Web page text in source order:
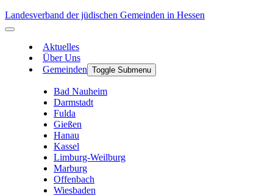
Landesverband der jüdischen Gemeinden in Hessen
Aktuelles
Über Uns
Gemeinden Toggle Submenu
Bad Nauheim
Darmstadt
Fulda
Gießen
Hanau
Kassel
Limburg-Weilburg
Marburg
Offenbach
Wiesbaden